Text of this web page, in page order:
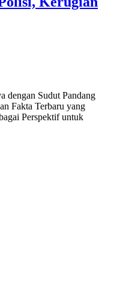
dengan Sudut Pandang
Fakta Terbaru yang
Perspektif untuk